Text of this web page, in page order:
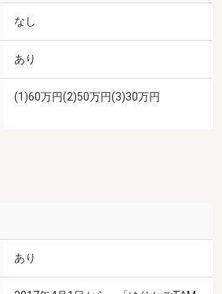
なし
あり
(1)60万円(2)50万円(3)30万円
あり